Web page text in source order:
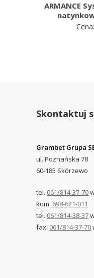
ARMANCE
Cena:
Skontaktuj
Grambet Grupa
ul. Poznańska 78
60-185 Skórzewo
tel. 061/814-37-70
kom. 698-621-011
tel. 061/814-38-37
fax. 061/814-37-70